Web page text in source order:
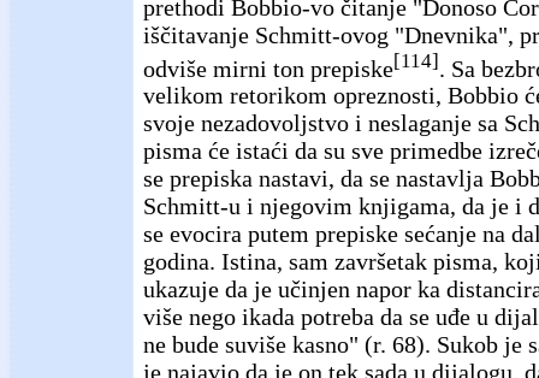
prethodi Bobbio-vo čitanje "Donoso
iščitavanje Schmitt-ovog "Dnevnika",
odviše mirni ton prepiske[114]
. Sa
velikom retorikom opreznosti, Bobbio
svoje nezadovoljstvo i neslaganje sa
pisma će istaći da su sve primedbe
se prepiska nastavi, da se nastavlja
Schmitt-u i njegovim knjigama, da je i
se evocira putem prepiske sećanje na
godina. Istina, sam završetak pisma,
ukazuje da je učinjen napor ka
više nego ikada potreba da se uđe u
ne bude suviše kasno" (r. 68). Sukob je
je najavio da je on tek sada u dijalogu,